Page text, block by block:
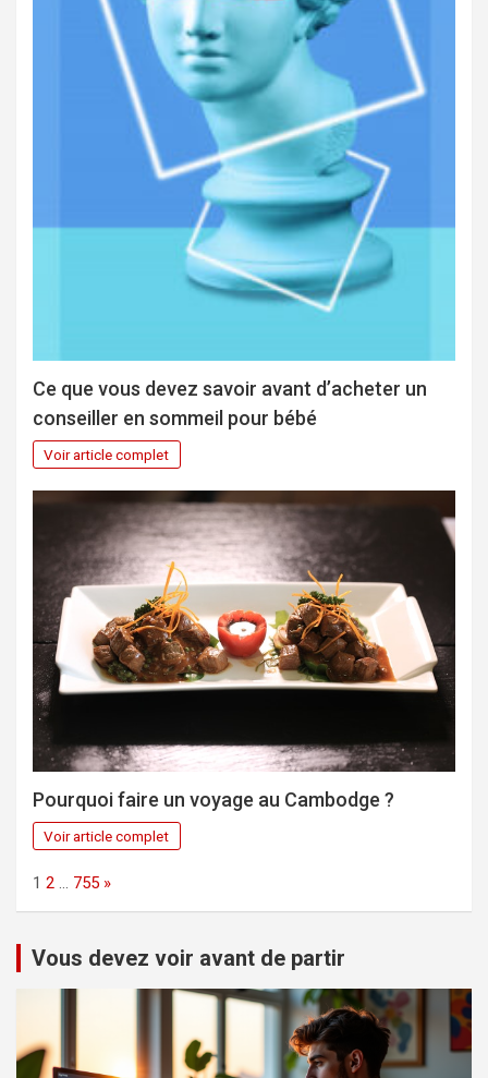
Ce que vous devez savoir avant d’acheter un
conseiller en sommeil pour bébé
Voir article complet
Pourquoi faire un voyage au Cambodge ?
Voir article complet
Page:
1 2 … 755 Next
»
Vous devez voir avant de partir